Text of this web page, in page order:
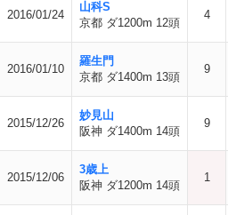
2016/01/24
山科S
京都 ダ1200m 12頭
4
2016/01/10
羅生門
京都 ダ1400m 13頭
9
2015/12/26
妙見山
阪神 ダ1400m 14頭
9
2015/12/06
3歳上
阪神 ダ1200m 14頭
1